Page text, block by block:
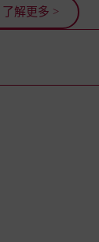
了解更多 >